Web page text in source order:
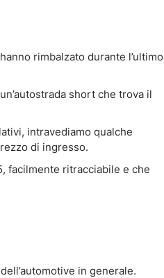
rimbalzato durante l’ultimo
short che trova il
intravediamo qualche
di ingresso.
facilmente ritracciabile e che
in generale.